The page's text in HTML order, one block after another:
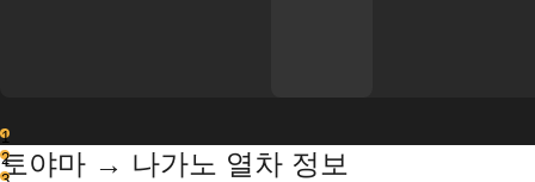
1
2
토야마 → 나가노 열차 정보